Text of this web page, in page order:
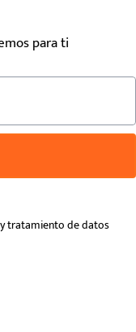
para ti
tratamiento de datos